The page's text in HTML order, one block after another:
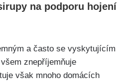
na podporu hojení⁤
​a často‍ se vyskytujícím
znepříjemňuje
⁤však mnoho​ domácích